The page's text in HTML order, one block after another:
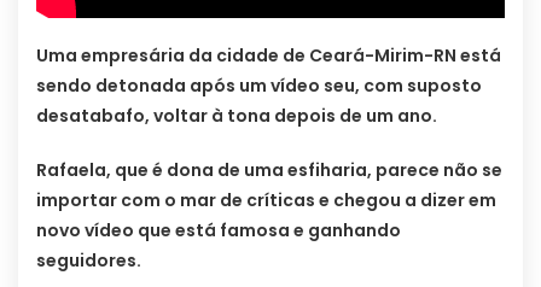
Uma empresária da cidade de Ceará-Mirim-RN está
sendo detonada após um vídeo seu, com suposto
desatabafo, voltar à tona depois de um ano.
Rafaela, que é dona de uma esfiharia, parece não se
importar com o mar de críticas e chegou a dizer em
novo vídeo que está famosa e ganhando
seguidores.